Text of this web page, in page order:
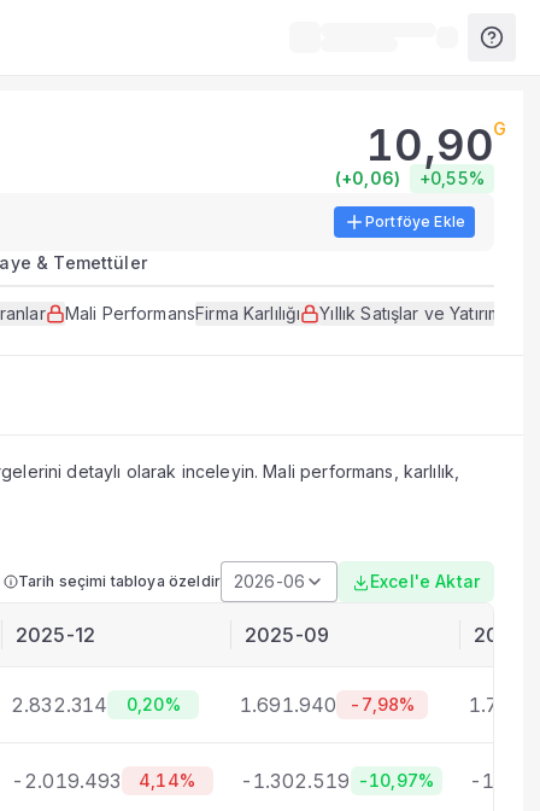
veri ve göstergeleri bir arada sunar.
10,90G
(+0,06) +0,55%
Portföye Ekle
& Temettüler
Mali PerformansFirma Karlılığı Yıllık Satışlar ve Yatırımlar
detaylı olarak inceleyin. Mali performans, karlılık,
Tarih seçimi tabloya özeldir 2026-06 Excel'e Aktar
2025-12 2025-09 2025-
2.832.314 0,20% 1.691.940 -7,98%
-2.019.493 4,14% -1.302.519 -10,97% -